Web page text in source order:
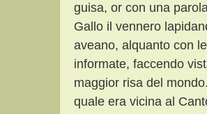
guisa, or con una
Gallo il vennero
aveano, alquanto con
informate, faccendo
maggior risa del
quale era vicina al